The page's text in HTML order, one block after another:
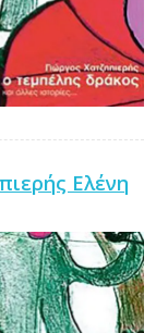
Ελένη